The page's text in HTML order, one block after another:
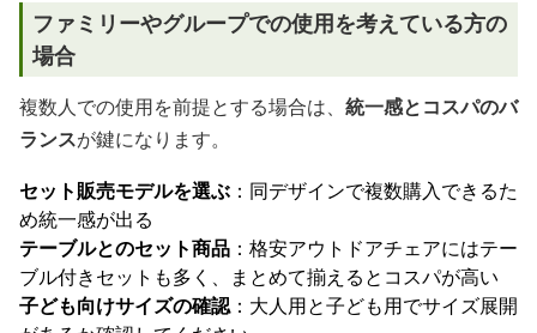
ファミリーやグループでの使用を考えている方の
場合
複数人での使用を前提とする場合は、 統一感とコスパのバ
ランスが鍵になります。
セット販売モデルを選ぶ ：同デザインで複数購入できるた
め統一感が出る
テーブルとのセット商品 ：格安アウトドアチェアにはテー
ブル付きセットも多く、まとめて揃えるとコスパが高い
子ども向けサイズの確認：大人用と子ども用でサイズ展開